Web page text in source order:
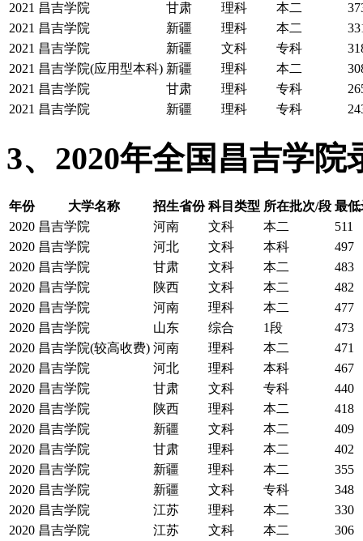
2021 昌吉学院 甘肃 理科 本二
2021 昌吉学院 新疆 理科 本二
2021 昌吉学院 新疆 文科 专科
2021 昌吉学院(应用型本科) 新疆 理科 本二
2021 昌吉学院 甘肃 理科 专科
2021 昌吉学院 新疆 理科 专科
3、2020年全国昌吉学院
年份 大学名称 招生省份 科目类型 所在批次/段 最
2020 昌吉学院 河南 文科 本二
511
2020 昌吉学院 河北 文科 本科
497
2020 昌吉学院 甘肃 文科 本二
483
2020 昌吉学院 陕西 文科 本二
482
2020 昌吉学院 河南 理科 本二
477
2020 昌吉学院 山东 综合 1段
473
2020 昌吉学院(较高收费) 河南 理科 本二
471
2020 昌吉学院 河北 理科 本科
467
2020 昌吉学院 甘肃 文科 专科
440
2020 昌吉学院 陕西 理科 本二
418
2020 昌吉学院 新疆 文科 本二
409
2020 昌吉学院 甘肃 理科 本二
402
2020 昌吉学院 新疆 理科 本二
355
2020 昌吉学院 新疆 文科 专科
348
2020 昌吉学院 江苏 理科 本二
330
2020 昌吉学院 江苏 文科 本二 306